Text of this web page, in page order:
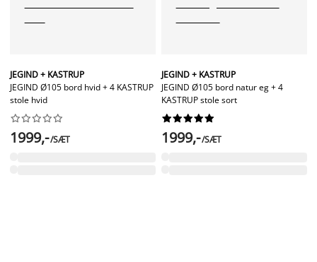
JEGIND + KASTRUP
JEGIND Ø105 bord hvid + 4 KASTRUP
stole hvid






1999,-/SÆT
JEGIND + KASTRUP
JEGIND Ø105 bord natur eg + 4
KASTRUP stole sort






1999,-/SÆT